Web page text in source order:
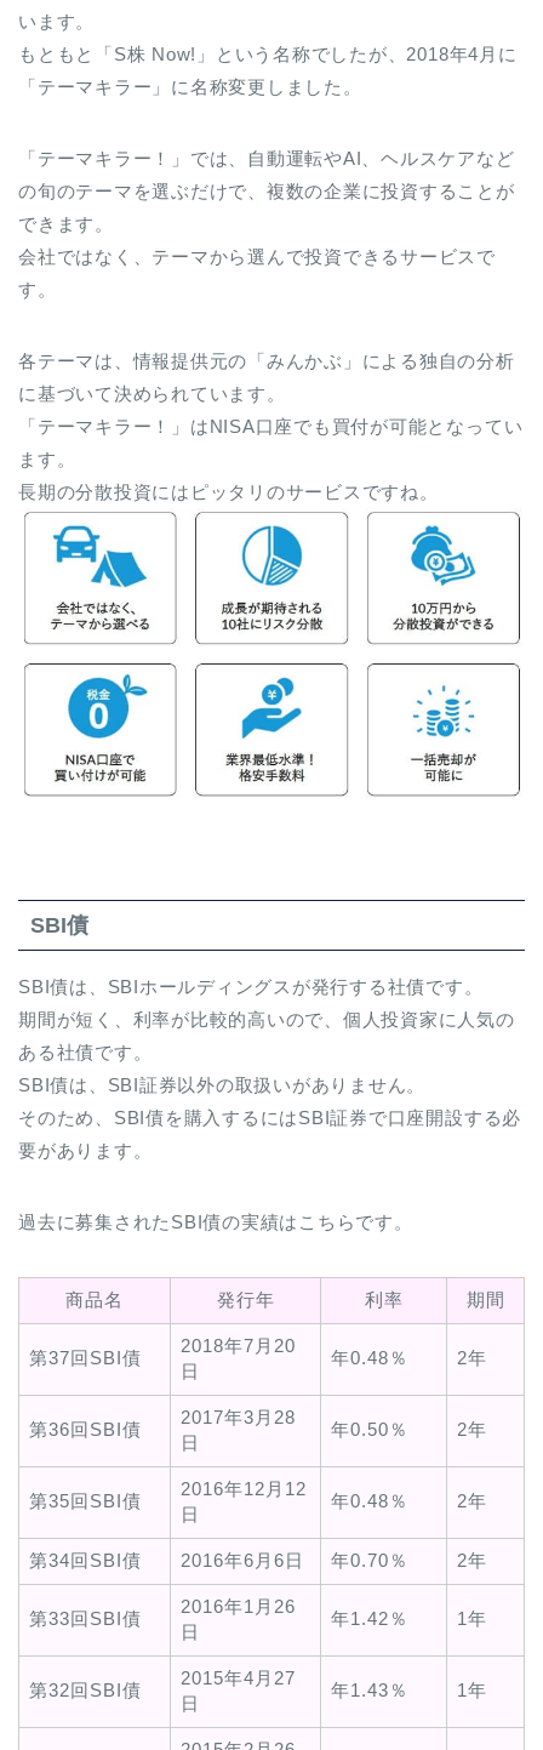
います。
もともと「S株 Now!」という名称でしたが、2018年4月に
「テーマキラー」に名称変更しました。
「テーマキラー！」では、自動運転やAI、ヘルスケアなど
の旬のテーマを選ぶだけで、複数の企業に投資することが
できます。
会社ではなく、テーマから選んで投資できるサービスで
す。
各テーマは、情報提供元の「みんかぶ」による独自の分析
に基づいて決められています。
「テーマキラー！」はNISA口座でも買付が可能となってい
ます。
長期の分散投資にはピッタリのサービスですね。
SBI債
SBI債は、SBIホールディングスが発行する社債です。
期間が短く、利率が比較的高いので、個人投資家に人気の
ある社債です。
SBI債は、SBI証券以外の取扱いがありません。
そのため、SBI債を購入するにはSBI証券で口座開設する必
要があります。
過去に募集されたSBI債の実績はこちらです。
商品名 発行年 利率 期間
第37回SBI債
2018年7月20
日
年0.48％ 2年
第36回SBI債
2017年3月28
日
年0.50％ 2年
第35回SBI債
2016年12月12
日
年0.48％ 2年
第34回SBI債 2016年6月6日 年0.70％ 2年
第33回SBI債
2016年1月26
日
年1.42％ 1年
第32回SBI債
2015年4月27
日
年1.43％ 1年